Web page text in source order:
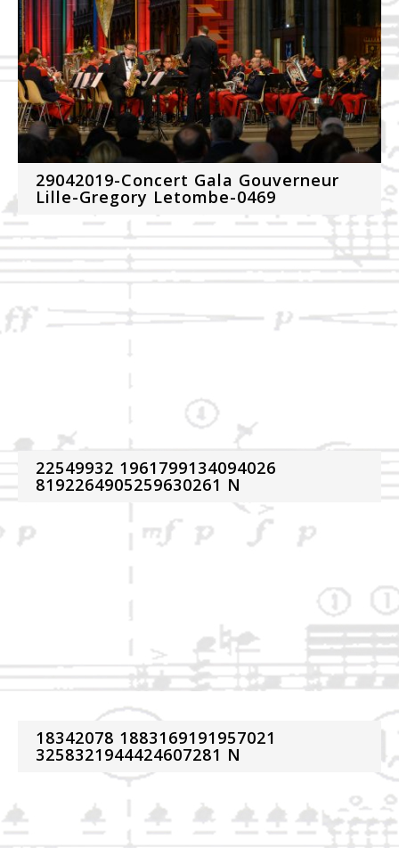
29042019-Concert Gala Gouverneur
Lille-Gregory Letombe-0469
22549932 1961799134094026
8192264905259630261 N
18342078 1883169191957021
3258321944424607281 N